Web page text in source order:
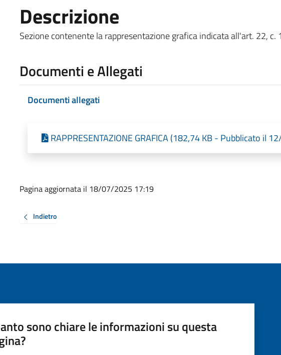
Descrizione
Sezione contenente la rappresentazione grafica indicata all'art. 22, c.
Documenti e Allegati
Documenti allegati
RAPPRESENTAZIONE GRAFICA (182,74 KB - Pubblicato il
Pagina aggiornata il 18/07/2025 17:19
Indietro
sono chiare le informazioni su questa